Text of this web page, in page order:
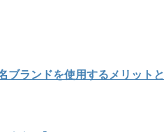
ブランドを使用するメリットと